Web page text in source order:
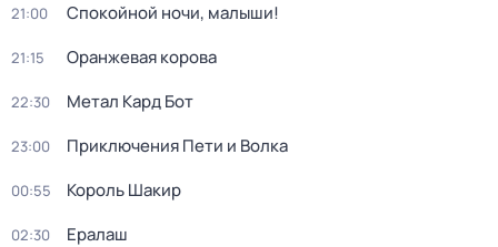
21:00 Спокойной ночи, малыши!
21:15 Оранжевая корова
22:30 Метал Кард Бот
23:00 Приключения Пети и Волка
00:55 Король Шакир
02:30 Ералаш